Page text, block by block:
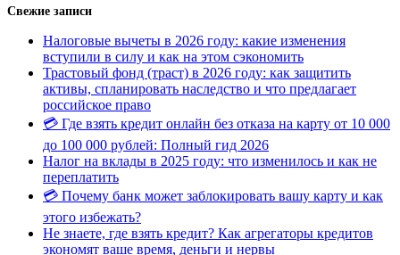
Свежие записи
Налоговые вычеты в 2026 году: какие изменения
вступили в силу и как на этом сэкономить
Трастовый фонд (траст) в 2026 году: как защитить
активы, спланировать наследство и что предлагает
российское право
💳 Где взять кредит онлайн без отказа на карту от 10 000
до 100 000 рублей: Полный гид 2026
Налог на вклады в 2025 году: что изменилось и как не
переплатить
💳 Почему банк может заблокировать вашу карту и как
этого избежать?
Не знаете, где взять кредит? Как агрегаторы кредитов
экономят ваше время, деньги и нервы